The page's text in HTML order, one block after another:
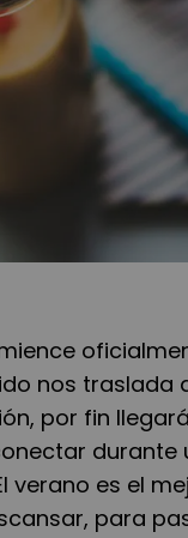
nos traslada
por fin
durante
verano es el
para